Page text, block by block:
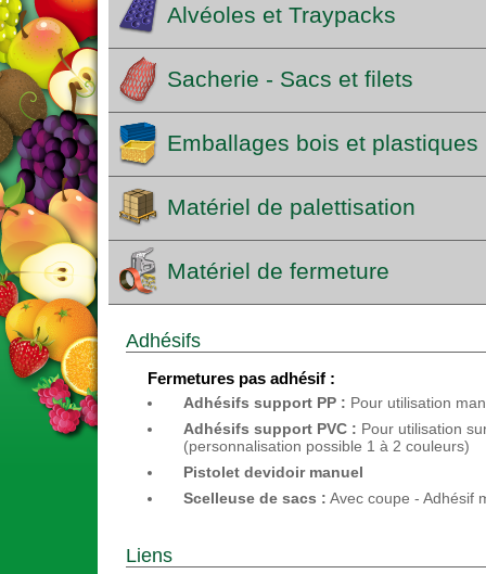
Alvéoles et Traypacks
Sacherie - Sacs et filets
Emballages bois et plastiques
Matériel de palettisation
Matériel de fermeture
Adhésifs
Fermetures pas adhésif :
Adhésifs support PP : Pour utilisation
Adhésifs support PVC : Pour utilisation
(personnalisation possible 1 à 2 couleurs)
Pistolet devidoir manuel
Scelleuse de sacs : Avec coupe - Adhésif
Liens